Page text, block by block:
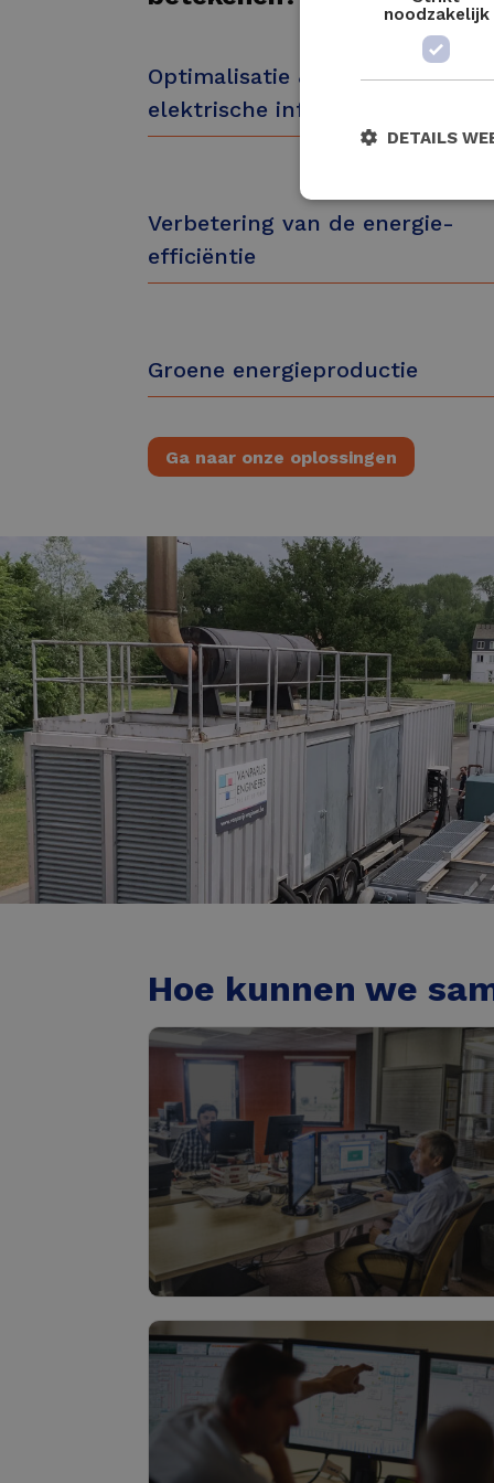
Optimalisatie & beveiliging van
elektrische infrastructuur
Verbetering van de energie-
efficiëntie
Groene energieproductie
Ga naar onze oplossingen
Hoe kunnen we
Haalbaarheid &
Lees meer
noodzakelijk
DETAILS